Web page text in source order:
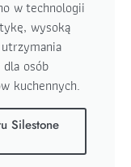
w technologii
wysoką
osób
kuchennych.
Silestone